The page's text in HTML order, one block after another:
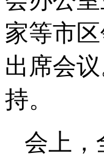
家等市
出席会
持。
会上，